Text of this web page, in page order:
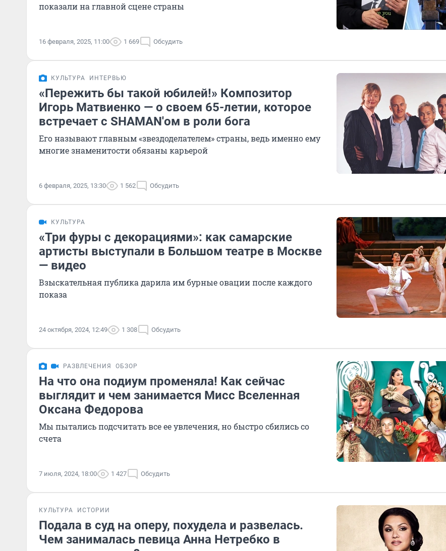
показали на главной сцене страны
16 февраля, 2025, 11:00 1 669 Обсудить
КУЛЬТУРА ИНТЕРВЬЮ
«Пережить бы такой юбилей!» Композитор
Игорь Матвиенко — о своем 65-летии, которое
встречает с SHAMAN'ом в роли бога
Его называют главным «звездоделателем» страны, ведь именно ему
многие знаменитости обязаны карьерой
6 февраля, 2025, 13:30 1 562 Обсудить
КУЛЬТУРА
«Три фуры с декорациями»: как самарские
артисты выступали в Большом театре в Москве
— видео
Взыскательная публика дарила им бурные овации после каждого
показа
24 октября, 2024, 12:49 1 308 Обсудить
РАЗВЛЕЧЕНИЯ ОБЗОР
На что она подиум променяла! Как сейчас
выглядит и чем занимается Мисс Вселенная
Оксана Федорова
Мы пытались подсчитать все ее увлечения, но быстро сбились со
счета
7 июля, 2024, 18:00 1 427 Обсудить
КУЛЬТУРА ИСТОРИИ
Подала в суд на оперу, похудела и развелась.
Чем занималась певица Анна Нетребко в